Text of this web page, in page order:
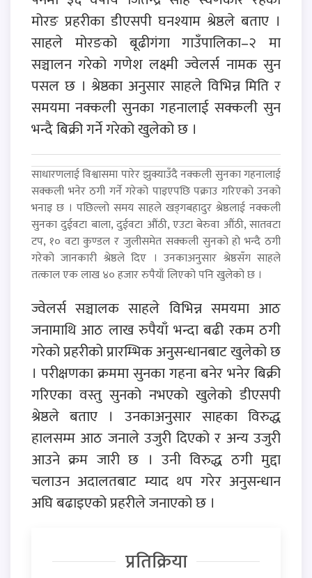
मोरङ प्रहरीका डीएसपी घनश्याम श्रेष्ठले बताए ।
साहले मोरङको बूढीगंगा गाउँपालिका–२ मा
सञ्चालन गरेको गणेश लक्ष्मी ज्वेलर्स नामक सुन
पसल छ । श्रेष्ठका अनुसार साहले विभिन्न मिति र
समयमा नक्कली सुनका गहनालाई सक्कली सुन
भन्दै बिक्री गर्ने गरेको खुलेको छ ।
साधारणलाई विश्वासमा पारेर झुक्याउँदै नक्कली सुनका गहनालाई
सक्कली भनेर ठगी गर्ने गरेको पाइएपछि पक्राउ गरिएको उनको
भनाइ छ । पछिल्लो समय साहले खड्गबहादुर श्रेष्ठलाई नक्कली
सुनका दुईवटा बाला, दुईवटा औंठी, एउटा बेरुवा औंठी, सातवटा
टप, १० वटा कुण्डल र जुलीसमेत सक्कली सुनको हो भन्दै ठगी
गरेको जानकारी श्रेष्ठले दिए । उनकाअनुसार श्रेष्ठसँग साहले
तत्काल एक लाख ४० हजार रुपैयाँ लिएको पनि खुलेको छ ।
ज्वेलर्स सञ्चालक साहले विभिन्न समयमा आठ
जनामाथि आठ लाख रुपैयाँ भन्दा बढी रकम ठगी
गरेको प्रहरीको प्रारम्भिक अनुसन्धानबाट खुलेको छ
। परीक्षणका क्रममा सुनका गहना बनेर भनेर बिक्री
गरिएका वस्तु सुनको नभएको खुलेको डीएसपी
श्रेष्ठले बताए । उनकाअनुसार साहका विरुद्ध
हालसम्म आठ जनाले उजुरी दिएको र अन्य उजुरी
आउने क्रम जारी छ । उनी विरुद्ध ठगी मुद्दा
चलाउन अदालतबाट म्याद थप गरेर अनुसन्धान
अघि बढाइएको प्रहरीले जनाएको छ ।
प्रतिक्रिया